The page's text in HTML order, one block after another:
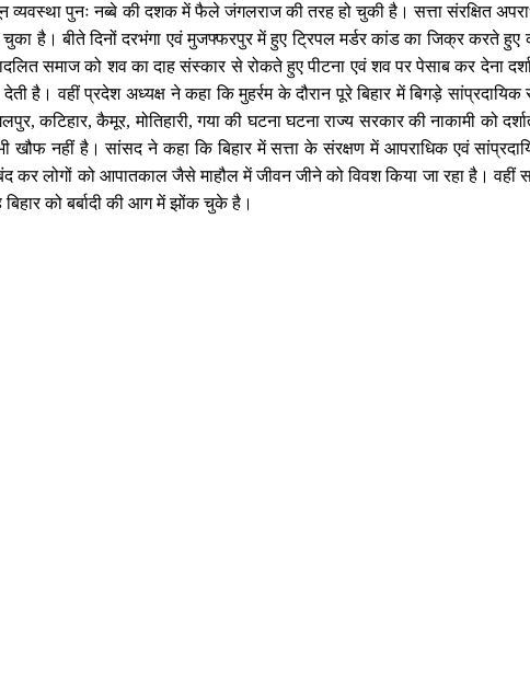
व्यवस्था पुनः नब्बे की दशक में फैले जंगलराज की तरह हो चुकी है। सत्ता संरक्षित
है। बीते दिनों दरभंगा एवं मुजफ्फरपुर में हुए ट्रिपल मर्डर कांड का जिक्र करते हुए
समाज को शव का दाह संस्कार से रोकते हुए पीटना एवं शव पर पेसाब कर देना
है। वहीं प्रदेश अध्यक्ष ने कहा कि मुहर्रम के दौरान पूरे बिहार में बिगड़े
कटिहार, कैमूर, मोतिहारी, गया की घटना घटना राज्य सरकार की नाकामी को
नहीं है। सांसद ने कहा कि बिहार में सत्ता के संरक्षण में आपराधिक एवं
कर लोगों को आपातकाल जैसे माहौल में जीवन जीने को विवश किया जा रहा है। वहीं
को बर्बादी की आग में झोंक चुके है।